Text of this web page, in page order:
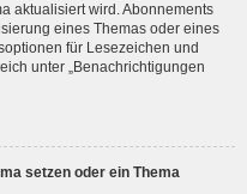
aktualisiert wird. Abonnements
eines Themas oder eines
für Lesezeichen und
unter „Benachrichtigungen
setzen oder ein Thema